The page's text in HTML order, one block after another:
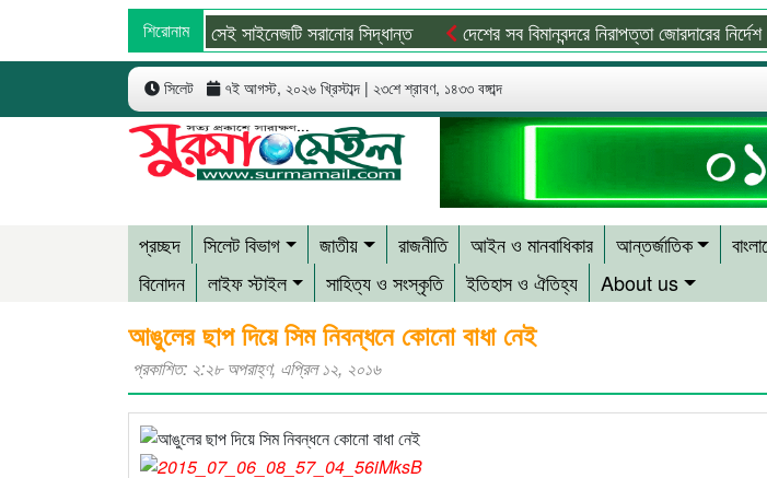
শিরোনাম
অবশেষে সেই সাইনেজটি সরানোর সিদ্ধান্ত দেশের সব বিমানবন্দরে নিরাপত্তা জোরদারের নির্দেশ
সিলেট ৭ই আগস্ট, ২০২৬ খ্রিস্টাব্দ | ২৩শে শ্রাবণ, ১৪৩৩ বঙ্গাব্দ
প্রচ্ছদ সিলেট বিভাগ জাতীয় রাজনীতি আইন ও মানবাধিকার আন্তর্জাতিক
বিনোদন
লাইফ স্টাইল সাহিত্য ও সংস্কৃতি ইতিহাস ও ঐতিহ্য About us
আঙুলের ছাপ দিয়ে সিম নিবন্ধনে কোনো বাধা নেই
প্রকাশিত: ২:২৮ অপরাহ্ণ, এপ্রিল ১২, ২০১৬